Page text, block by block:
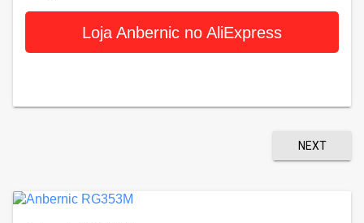
Loja Anbernic no AliExpress
NEXT